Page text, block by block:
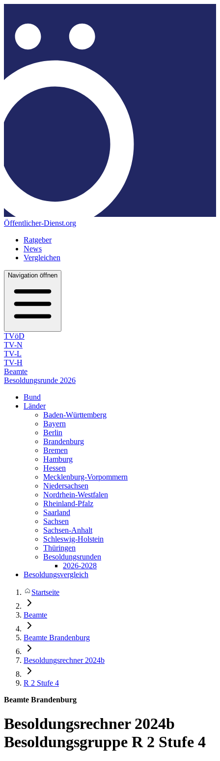
Öffentlicher-Dienst.org
Ratgeber
News
Vergleichen
Navigation öffnen
TVöD
TV-N
TV-L
TV-H
Beamte
Besoldungsrunde 2026
Bund
Länder
Baden-Württemberg
Bayern
Berlin
Brandenburg
Bremen
Hamburg
Hessen
Mecklenburg-Vorpommern
Niedersachsen
Nordrhein-Westfalen
Rheinland-Pfalz
Saarland
Sachsen
Sachsen-Anhalt
Schleswig-Holstein
Thüringen
Besoldungsrunden
2026-2028
Besoldungsvergleich
Startseite
Beamte
Beamte Brandenburg
Besoldungsrechner 2024b
R 2 Stufe 4
Beamte Brandenburg
Besoldungsrechner 2024b
Besoldungsgruppe R 2 Stufe 4